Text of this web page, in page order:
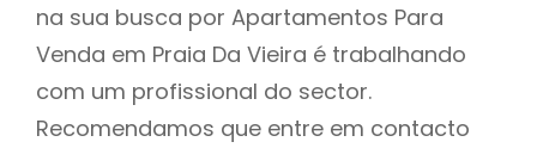
na sua busca por Apartamentos Para
Venda em Praia Da Vieira é trabalhando
com um profissional do sector.
Recomendamos que entre em contacto